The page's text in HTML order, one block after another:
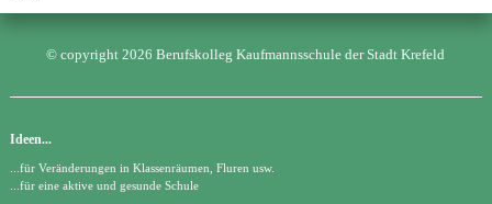
© copyright 2026 Berufskolleg Kaufmannsschule der Stadt Krefeld
Ideen...
...für Veränderungen in Klassenräumen, Fluren usw.
...für eine aktive und gesunde Schule